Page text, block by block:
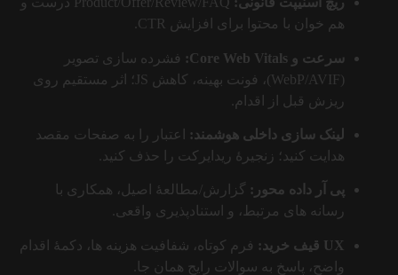
هم خوان با محتوا برای افزایش CTR.
سرعت و Core Web Vitals:
فشرده سازی تصویر
(WebP/AVIF)، فونت بهینه، کاهش JS؛ اثر مستقیم روی
ریزش قبل از اقدام.
لینک سازی داخلی هوشمند:
اعتبار را به صفحات مقصد
هدایت کنید؛ زنجیرهٔ ریدایرکت را حذف کنید.
پی آر داده محور: گزارش/مطالعهٔ اصیل، همکاری با
رسانه های مرتبط، و استنادپذیری واقعی.
UX قیف خرید:
فرم کوتاه، شفافیت هزینه ها، دکمهٔ اقدام
واضح، پاسخ به سوالات رایج همان جا.